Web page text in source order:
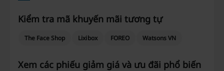
Kiểm tra mã khuyến mãi tương tự
The Face Shop Lixibox FOREO Watsons VN
Xem các phiếu giảm giá và ưu đãi phổ biến